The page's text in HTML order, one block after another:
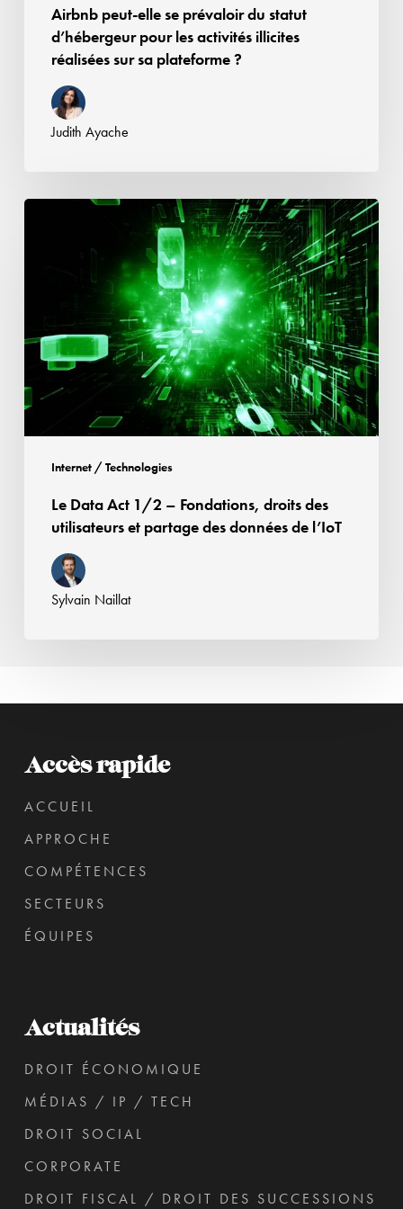
réalisées
plateforme
Airbnb peut-elle se prévaloir du statut
d’hébergeur pour les activités illicites
réalisées sur sa plateforme ?
Judith Ayache
Internet / Technologies
Fondations,
droits
des
utilisateurs
et
partage
donnéesLe Data Act 1/2 – Fondations, droits des
utilisateurs et partage des données de l’IoT
Sylvain Naillat
Accès rapide
ACCUEIL
APPROCHE
COMPÉTENCES
SECTEURS
ÉQUIPES
Actualités
DROIT ÉCONOMIQUE
MÉDIAS / IP / TECH
DROIT SOCIAL
CORPORATE
DROIT FISCAL / DROIT DES SUCCESSIONS